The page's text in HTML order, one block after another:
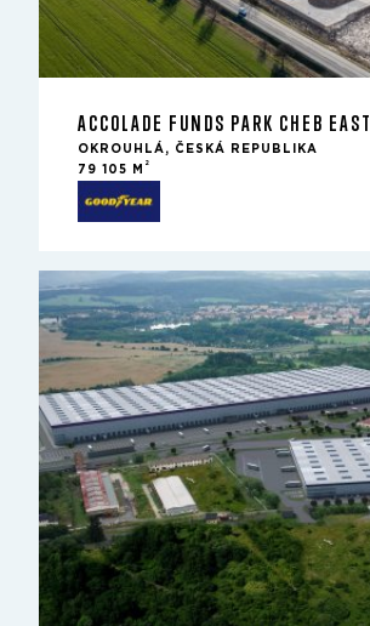
ACCOLADE FUNDS PARK CHEB EAST
OKROUHLÁ, ČESKÁ REPUBLIKA
79 105 M
2